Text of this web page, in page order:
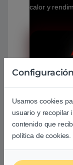
calor y
Usamos cookies
usuario y recopilar
contenido que
política de cookies.